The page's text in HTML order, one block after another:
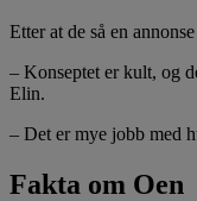
Etter at de så en
– Konseptet er kult, og
Elin.
– Det er mye jobb med
Fakta om Oen